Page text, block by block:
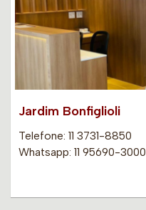
Jardim Bonfiglioli
Telefone: 11 3731-8850
Whatsapp: 11 95690-3000